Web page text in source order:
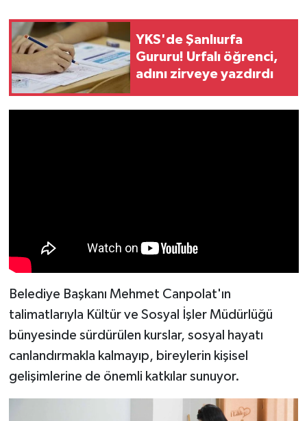
YKS'de Şanlıurfa
Gururu! Urfalı öğrenci,
adını zirveye yazdırdı
Belediye Başkanı Mehmet Canpolat'ın
talimatlarıyla Kültür ve Sosyal İşler Müdürlüğü
bünyesinde sürdürülen kurslar, sosyal hayatı
canlandırmakla kalmayıp, bireylerin kişisel
gelişimlerine de önemli katkılar sunuyor.